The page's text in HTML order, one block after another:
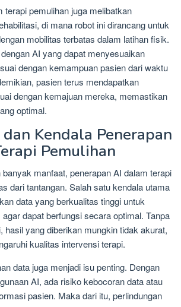
terapi pemulihan juga melibatkan
di mana robot ini dirancang untuk
mobilitas terbatas dalam latihan fisik.
AI yang dapat menyesuaikan
dengan kemampuan pasien dari waktu
pasien terus mendapatkan
dengan kemajuan mereka, memastikan
optimal.
Kendala Penerapan
Pemulihan
manfaat, penerapan AI dalam terapi
dari tantangan. Salah satu kendala utama
data yang berkualitas tinggi untuk
dapat berfungsi secara optimal. Tanpa
hasil yang diberikan mungkin tidak akurat,
kualitas intervensi terapi.
data juga menjadi isu penting. Dengan
AI, ada risiko kebocoran data atau
pasien. Maka dari itu, perlindungan